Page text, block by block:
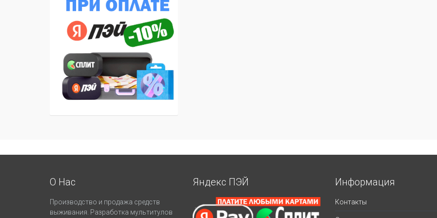
О Нас
Производство и продажа средств
выживания. Разработка мультитулов
Яндекс ПЭЙ Информация
Контакты